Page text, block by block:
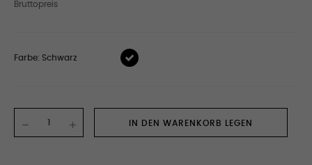
Bruttopreis
Farbe: Schwarz
IN DEN WARENKORB LEGEN